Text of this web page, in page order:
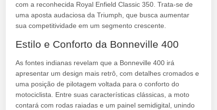
com a reconhecida Royal Enfield Classic 350. Trata-se de
uma aposta audaciosa da Triumph, que busca aumentar
sua competitividade em um segmento crescente.
Estilo e Conforto da Bonneville 400
As fontes indianas revelam que a Bonneville 400 irá
apresentar um design mais retrô, com detalhes cromados e
uma posição de pilotagem voltada para o conforto do
motociclista. Entre suas características clássicas, a moto
contará com rodas raiadas e um painel semidigital, unindo